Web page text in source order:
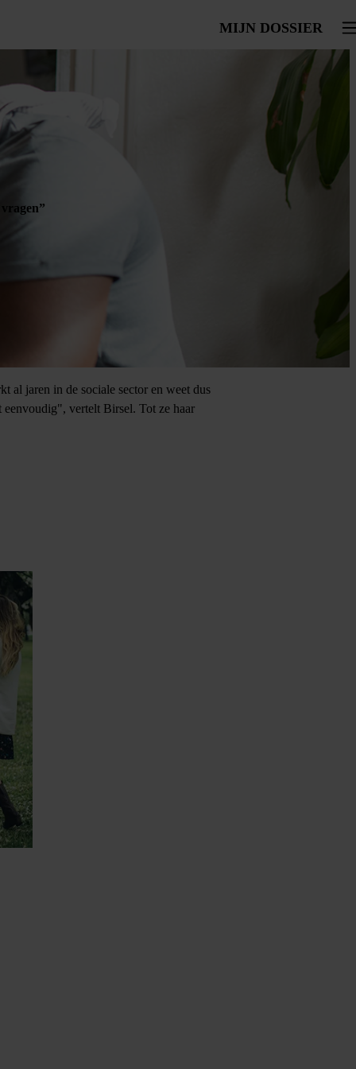
MIJN DOSSIER
al jaren in de sociale sector en weet dus
vertelt Birsel. Tot ze haar